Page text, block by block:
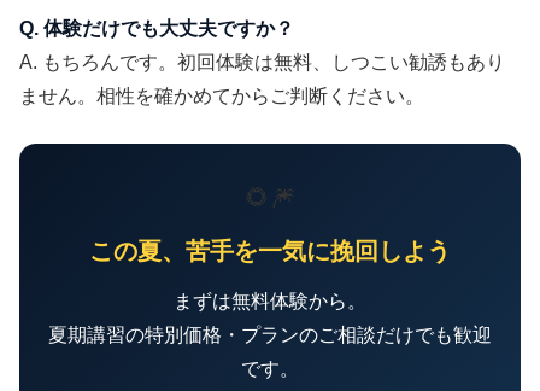
Q. 体験だけでも大丈夫ですか？
A. もちろんです。初回体験は無料、しつこい勧誘もあり
ません。相性を確かめてからご判断ください。
🌻🎆
この夏、苦手を一気に挽回しよう
まずは無料体験から。
夏期講習の特別価格・プランのご相談だけでも歓迎
です。